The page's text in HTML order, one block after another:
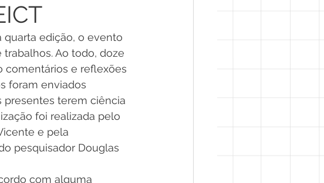
quarta edição, o evento
Ao todo, doze
comentários e reflexões
foram enviados
presentes terem ciência
foi realizada pelo
e pela
pesquisador Douglas
com alguma